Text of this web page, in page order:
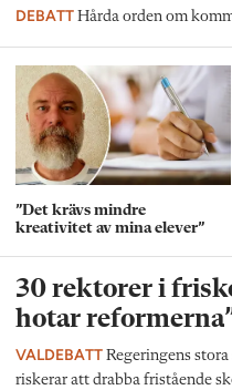
DEBATT Hårda orden om
”Det krävs mindre
kreativitet av mina elever”
30 rektorer i
hotar
VALDEBATT Regeringens
riskerar att drabba fristående